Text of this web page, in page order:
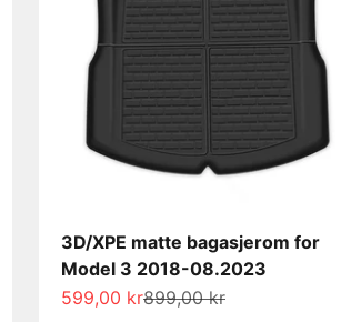
3D/XPE matte bagasjerom for
Model 3 2018-08.2023
Salgspris
599,00 krNormalpris
899,00 kr